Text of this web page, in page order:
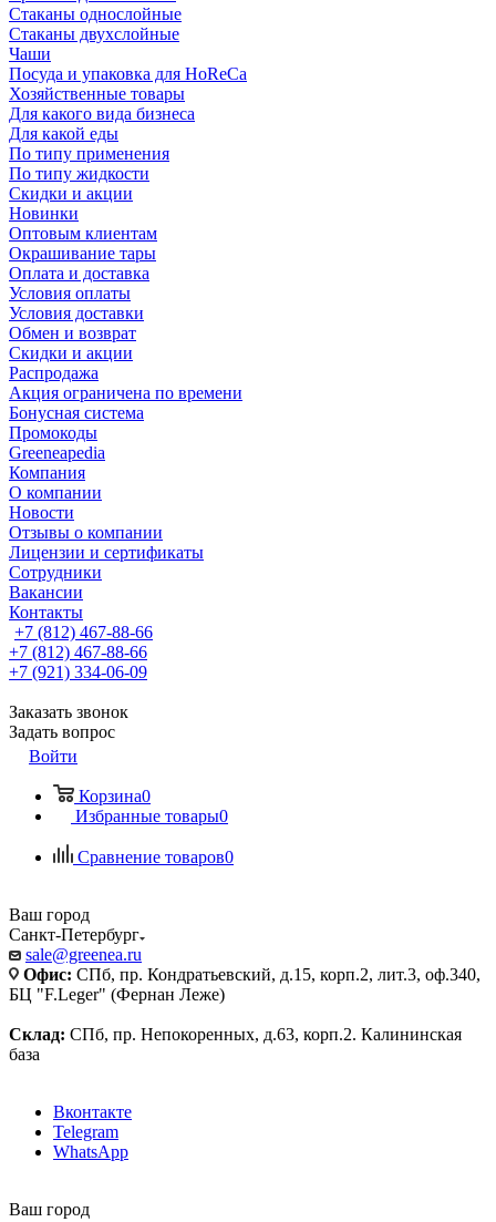
Стаканы однослойные
Стаканы двухслойные
Чаши
Посуда и упаковка для HoReCa
Хозяйственные товары
Для какого вида бизнеса
Для какой еды
По типу применения
По типу жидкости
Скидки и акции
Новинки
Оптовым клиентам
Окрашивание тары
Оплата и доставка
Условия оплаты
Условия доставки
Обмен и возврат
Скидки и акции
Распродажа
Акция ограничена по времени
Бонусная система
Промокоды
Greeneapedia
Компания
О компании
Новости
Отзывы о компании
Лицензии и сертификаты
Сотрудники
Вакансии
Контакты
+7 (812) 467-88-66
+7 (812) 467-88-66
+7 (921) 334-06-09
Заказать звонок
Задать вопрос
Войти
Корзина0
Избранные товары0
Сравнение товаров0
Ваш город
Санкт-Петербург
sale@greenea.ru
Офис: СПб, пр. Кондратьевский, д.15, корп.2, лит.3, оф.340,
БЦ "F.Leger" (Фернан Леже)
Склад: СПб, пр. Непокоренных, д.63, корп.2. Калининская
база
Вконтакте
Telegram
WhatsApp
Ваш город